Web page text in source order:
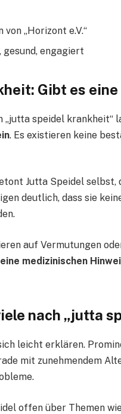
„Horizont e.V.“
engagiert
Gibt es
„jutta speidel
. Es existieren keine
Jutta Speidel
deutlich, dass sie
auf Vermutungen
medizinischen
nach „jutta
leicht erklären.
mit zunehmendem
offen über Themen